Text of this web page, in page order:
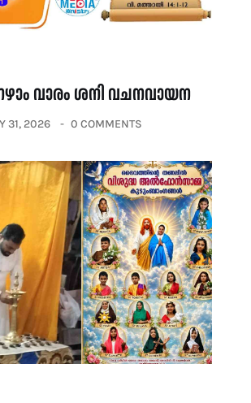
വാരം ശനി വചനവായന
31, 2026 0 COMMENTS